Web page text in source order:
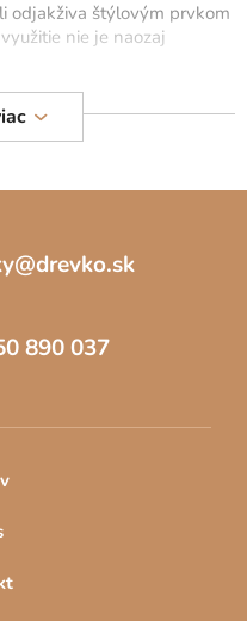
odjakživa štýlovým prvkom
nie je naozaj
sa naše rohové skrinky
kancelárske potreby,
skrinky, neváhajte pozrieť
@drevko.sk
890 037